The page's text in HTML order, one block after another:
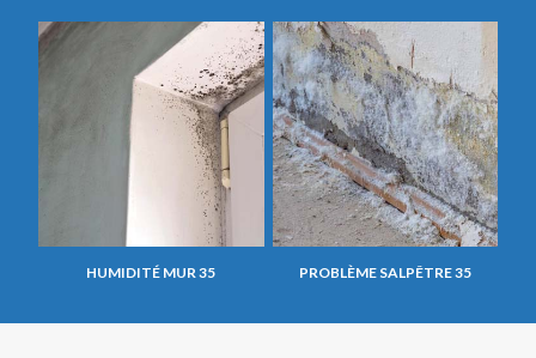
HUMIDITÉ MUR 35 PROBLÈME SALPÊTRE 35